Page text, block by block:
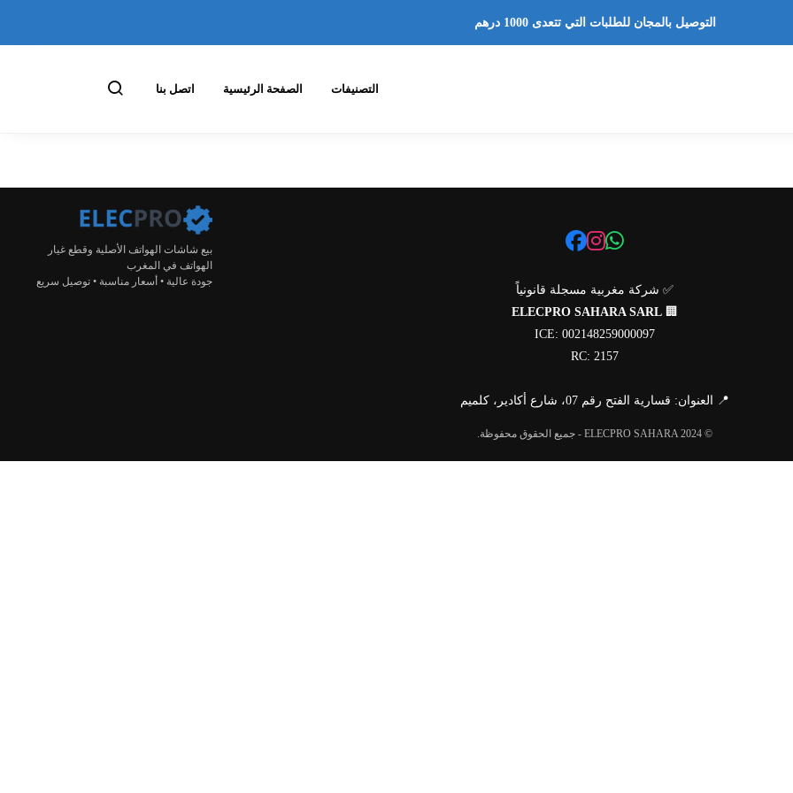
التوصيل بالمجان للطلبات التي تتعدى 1000 درهم
التصنيفات الصفحة الرئيسية اتصل بنا
بيع شاشات الهواتف الأصلية وقطع غيار
الهواتف في المغرب
جودة عالية • أسعار مناسبة • توصيل سريع
✅ شركة مغربية مسجلة قانونياً
🏢
ELECPRO SAHARA SARL
ICE: 002148259000097
RC: 2157
📍 العنوان: قسارية الفتح رقم 07، شارع أكادير، كلميم
© ELECPRO SAHARA 2024 - جميع الحقوق محفوظة.